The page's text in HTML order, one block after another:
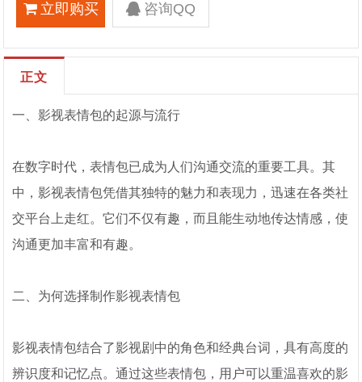
立即购买 咨询QQ
正文
一、影视表情包的起源与流行
在数字时代，表情包已成为人们沟通交流的重要工具。其
中，影视表情包凭借其独特的魅力和表现力，迅速在各类社
交平台上走红。它们不仅有趣，而且能生动地传达情感，使
沟通更加丰富和有趣。
二、为何选择制作影视表情包
影视表情包结合了影视剧中的角色和经典台词，具有高度的
辨识度和记忆点。通过这些表情包，用户可以重温喜欢的影